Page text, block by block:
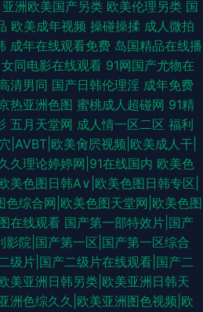
亚洲欧美国产另类 欧美伦理另类 国
欧美成年视频 操碰操揉 成人微拍
成年在线观看免费 岛国精品在线播
女同电影在线观看 91网国产尤物在
清男同 国产日韩伦理淫 成年免费
热亚洲色图 蜜桃成人超碰网 91精
五月天堂网 成人情一区二区 福利
|AVBT|欧美肏屄视频|欧美成人干|
久理论婷婷网|91在线国内 欧美色
美色图日韩A∨|欧美色图日韩专区|
色综合网|欧美色图天堂网|欧美色图
在线观看 国产第一部特效片|国产
院|国产第一区|国产第一区综合
级片|国产二级片在线观看|国产二
美亚洲日韩另类|欧美亚洲日韩天
洲色综久久|欧美亚洲图色视频|欧